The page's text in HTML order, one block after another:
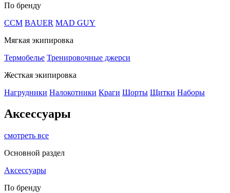
По бренду
CCM BAUER MAD GUY
Мягкая экипировка
Термобелье Тренировочные джерси
Жесткая экипировка
Нагрудники Налокотники Краги Шорты Щитки Наборы
Аксессуары
смотреть все
Основной раздел
Аксессуары
По бренду